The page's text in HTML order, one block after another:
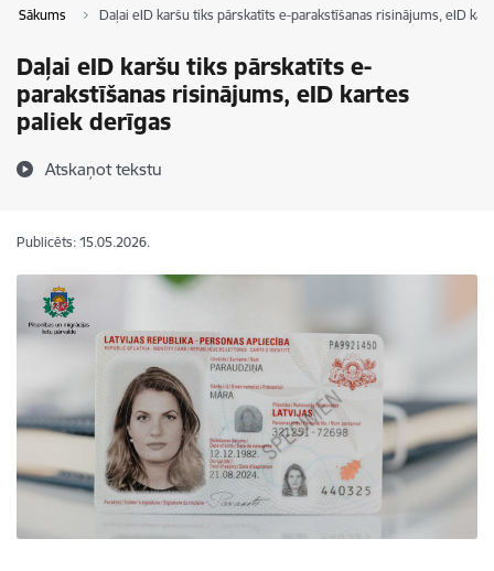
Sākums Daļai eID karšu tiks pārskatīts e-parakstīšanas risinājums, eID
Daļai eID karšu tiks pārskatīts e-
parakstīšanas risinājums, eID kartes
paliek derīgas
Atskaņot tekstu
Publicēts: 15.05.2026.